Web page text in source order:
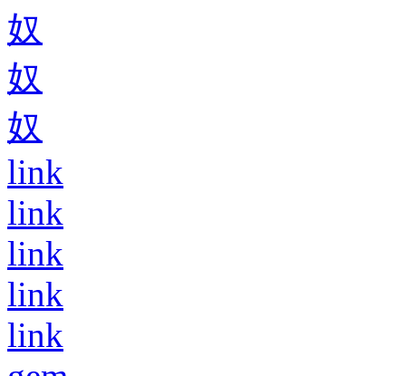
奴
奴
奴
link
link
link
link
link